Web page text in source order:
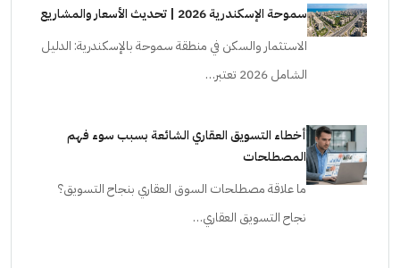
سموحة الإسكندرية 2026 | تحديث الأسعار والمشاريع
الاستثمار والسكن في منطقة سموحة بالإسكندرية: الدليل
الشامل 2026 تعتبر…
أخطاء التسويق العقاري الشائعة بسبب سوء فهم
المصطلحات
ما علاقة مصطلحات السوق العقاري بنجاح التسويق؟
نجاح التسويق العقاري…